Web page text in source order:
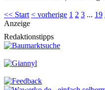
<< Start < vorherige 1 2 3 ... 19
Anzeige
Redaktionstipps